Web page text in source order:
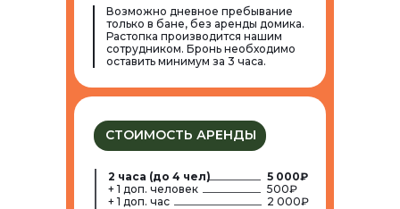
Возможно дневное пребывание
только в бане, без аренды домика.
Растопка производится нашим
сотрудником. Бронь необходимо
оставить минимум за 3 часа.
2 часа (до 4 чел)
+ 1 доп. человек
+ 1 доп. час
5 000₽
500₽
2 000₽
СТОИМОСТЬ АРЕНДЫ